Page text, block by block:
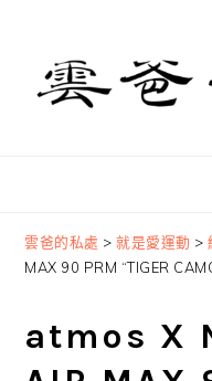
primary
navigation
content
primary
sidebar
雲爸的私處 >就是愛運動 >
MAX 90 PRM “TIGER
atmos X